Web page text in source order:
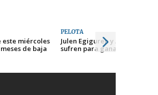
este miércoles
de baja
PELOTA
Julen Egiguren y Arkaitz Eskuza
sufren para ganar en el Serie B